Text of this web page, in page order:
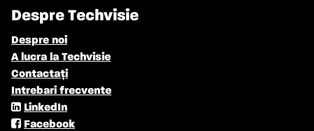
Despre Techvisie
Despre noi
A lucra la Techvisie
Contactați
Intrebari frecvente
LinkedIn
Facebook